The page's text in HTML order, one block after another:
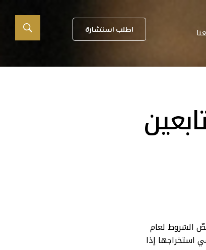
اطلب استشارة
وتنصّ الشروط لعام
في استخراجها إذا